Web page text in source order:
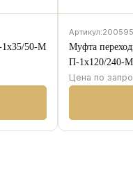
1х35/50-М
Артикул:
Муфта
П-1х120/240-М
Цена по